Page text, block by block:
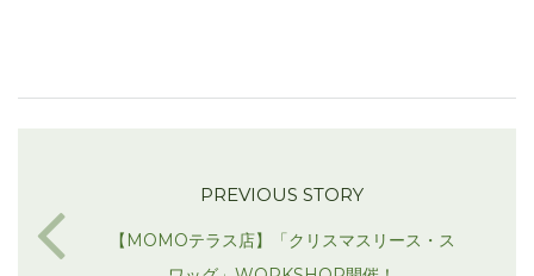
PREVIOUS STORY
【MOMOテラス店】「クリスマスリース・ス